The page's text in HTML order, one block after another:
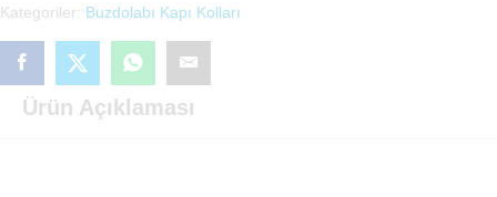
Kategoriler: Buzdolabı Kapı Kolları
Ürün Açıklaması